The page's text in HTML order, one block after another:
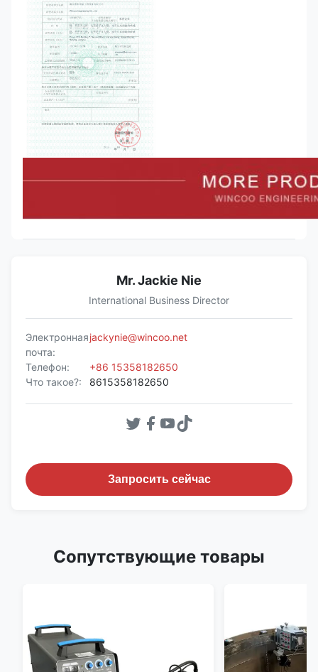
Mr. Jackie Nie
International Business Director
Электронная
почта:
jackynie@wincoo.net
Телефон:
+86 15358182650
Что такое?:
8615358182650
Запросить сейчас
Сопутствующие товары